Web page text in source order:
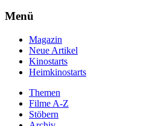
Menü
Magazin
Neue Artikel
Kinostarts
Heimkinostarts
Themen
Filme A-Z
Stöbern